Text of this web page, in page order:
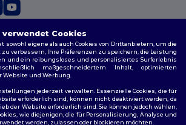
Alle Rechte vorbehalten
|Personalisierungsrichtlinien|
|Cookie-Richtlinie|Site Map
Bremen
verwendet Cookies
sowohl eigene als auch Cookies von Drittanbietern, um die
verbessern, Ihre Präferenzen zu speichern, die Leistung
und ein reibungsloses und personalisiertes Surferlebnis
maßgeschneidertem Inhalt, optimierten
und Werbung.
jederzeit verwalten. Essenzielle Cookies, die für
erforderlich sind, können nicht deaktiviert werden, da
der Website erforderlich sind. Sie können jedoch wählen,
wie diejenigen, die für Personalisierung, Analyse und
werden, zulassen oder blockieren möchten.